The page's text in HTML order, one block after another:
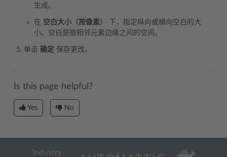
生成。
在 空白大小（按像素）
下，指定纵向或横向空白的大
小。空白是指相邻元素边缘之间的空间。
单击 确定 保存更改。
Is this page helpful?
Yes No
Industry